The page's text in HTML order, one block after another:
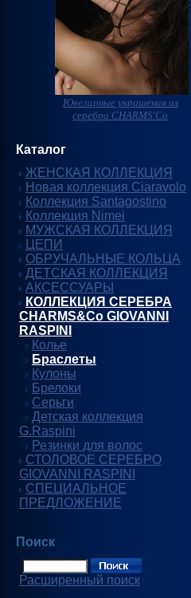
Ювелирные украшения из
серебра CHARMS'Co
Каталог
ЖЕНСКАЯ КОЛЛЕКЦИЯ
Новая коллекция Ciaravolo
Коллекция Santagostino
Коллекция Nimei
МУЖСКАЯ КОЛЛЕКЦИЯ
ЦЕПИ
ОБРУЧАЛЬНЫЕ КОЛЬЦА
ДЕТСКАЯ КОЛЛЕКЦИЯ
АКСЕССУАРЫ
КОЛЛЕКЦИЯ СЕРЕБРА
CHARMS&Co GIOVANNI
RASPINI
Колье
Браслеты
Кулоны
Брелоки
Серьги
Детская коллекция
G.Raspini
Резинки для волос
СТОЛОВОЕ СЕРЕБРО
GIOVANNI RASPINI
СПЕЦИАЛЬНОЕ
ПРЕДЛОЖЕНИЕ
Поиск
Расширенный поиск